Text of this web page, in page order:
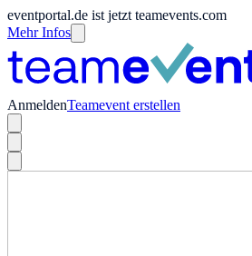
eventportal.de ist jetzt teamevents.com
Mehr Infos
AnmeldenTeamevent erstellen